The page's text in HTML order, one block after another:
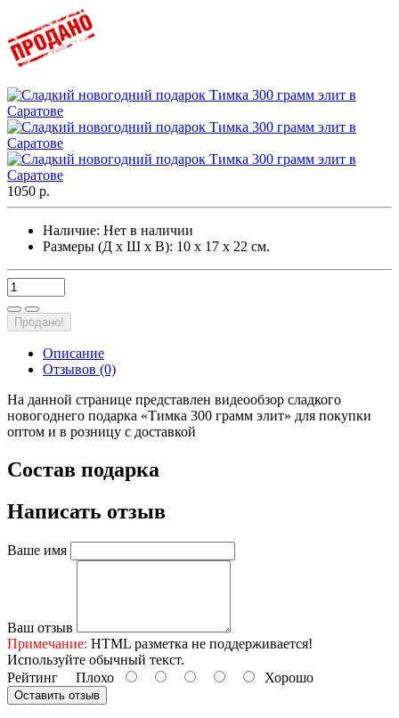
1050 р.
Наличие: Нет в наличии
Размеры (Д х Ш х В): 10 х 17 х 22 см.
Продано!
Описание
Отзывов (0)
На данной странице представлен видеообзор сладкого
новогоднего подарка «Тимка 300 грамм элит» для покупки
оптом и в розницу с доставкой
Состав подарка
Написать отзыв
Ваше имя
Ваш отзыв
Примечание: HTML разметка не поддерживается!
Используйте обычный текст.
Рейтинг Плохо Хорошо
Оставить отзыв